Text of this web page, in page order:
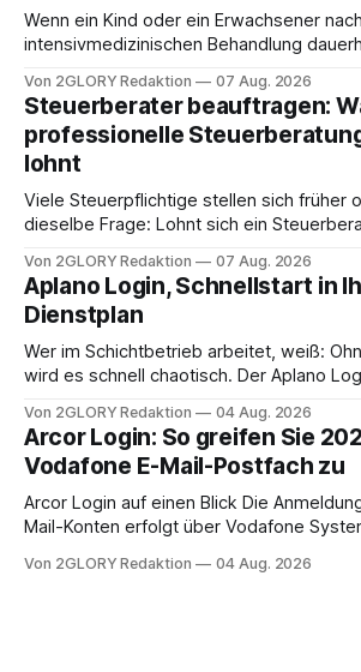
Wenn ein Kind oder ein Erwachsener
intensivmedizinischen Behandlung
angewiesen ist, stellt sich für Familien
Frage: Muss die Versorgung dauerhaft in
oder ist ein Leben zu Hause möglich? Die
Intensivpflege bietet genau diese
Von 2GLORY Redaktion 07 Aug. 2026
Steuerberater beauftragen:
professionelle
lohnt
Viele Steuerpflichtige stellen sich früher
dieselbe Frage: Lohnt sich ein
erledigen? Die kurze Antwort: Bei
Einkommensverhältnissen reicht häufig
aus – sobald jedoch mehrere
zusammentreffen oder größere
anstehen, zahlt sich professionelle
Von 2GLORY Redaktion 07 Aug. 2026
Aplano Login, Schnellstart in
Dienstplan
Wer im Schichtbetrieb arbeitet, weiß:
wird es schnell chaotisch. Der Aplano
abwesenheiten und die gesamte
Ihr personal digital zu organisieren. In
erfahren Sie alles, was Sie für einen
brauchen, von der Registrierung
Von 2GLORY Redaktion 04 Aug. 2026
Arcor Login: So greifen Sie
Vodafone E-Mail-Postfach zu
Arcor Login auf einen Blick Die Anmeldung für alte Arcor-E-
Mail-Konten erfolgt über Vodafone
besitzt, loggt sich heute über das
Von 2GLORY Redaktion 04 Aug. 2026